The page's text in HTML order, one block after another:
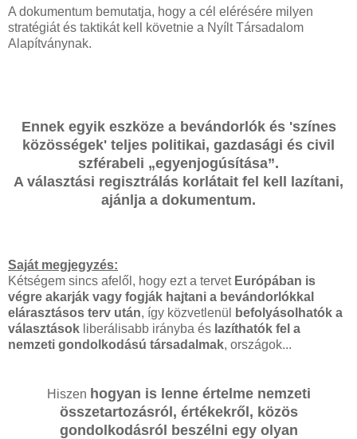
A dokumentum bemutatja, hogy a cél elérésére milyen
stratégiát és taktikát kell követnie a Nyílt Társadalom
Alapítványnak.
Ennek egyik eszköze a bevándorlók és 'színes
közösségek' teljes politikai, gazdasági és civil
szférabeli „egyenjogúsítása”.
A választási regisztrálás korlátait fel kell lazítani,
ajánlja a dokumentum.
Saját megjegyzés:
Kétségem sincs afelől, hogy ezt a tervet Európában is
végre akarják vagy fogják hajtani a bevándorlókkal
elárasztásos terv után, így közvetlenül
befolyásolhatók a
választások liberálisabb irányba és lazíthatók fel a
nemzeti gondolkodású társadalmak, országok...
Hiszen hogyan is lenne értelme nemzeti
összetartozásról, értékekről, közös
gondolkodásról beszélni egy olyan